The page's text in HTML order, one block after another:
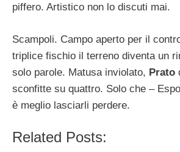
piffero. Artistico non lo discuti mai.
Scampoli. Campo aperto per il
triplice fischio il terreno diventa un
solo parole. Matusa inviolato, Prato
sconfitte su quattro. Solo che –
è meglio lasciarli perdere.
Related Posts: